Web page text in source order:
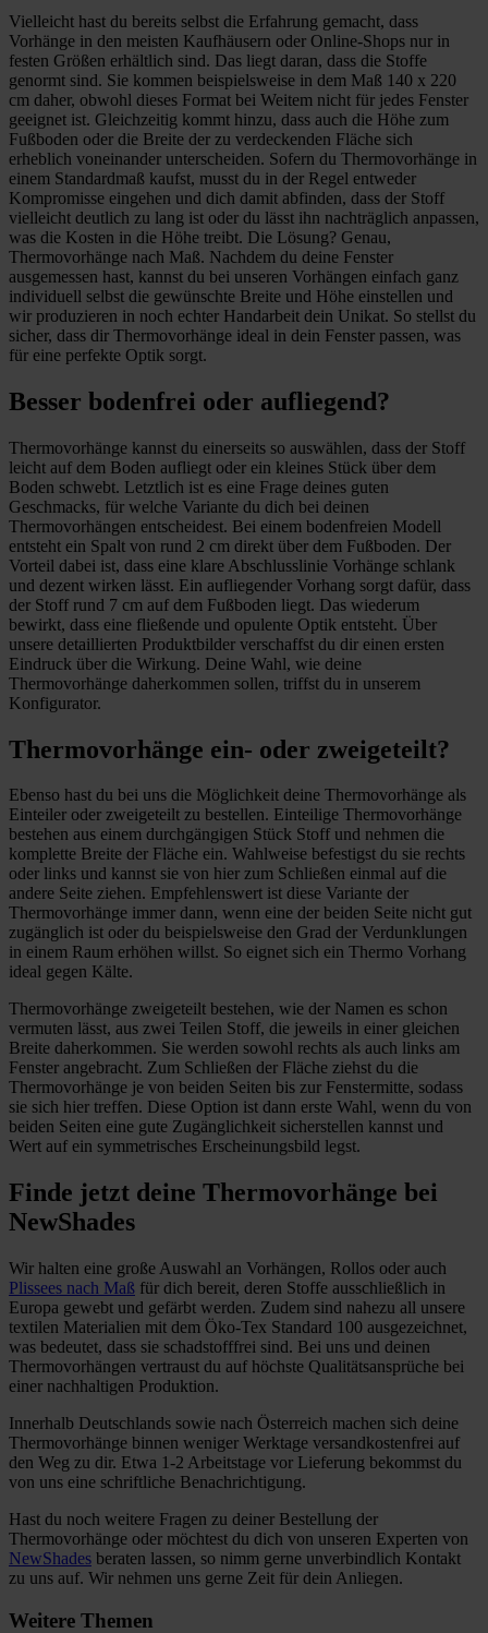
Vielleicht hast du bereits selbst die Erfahrung gemacht, dass
Vorhänge in den meisten Kaufhäusern oder Online-Shops nur in
festen Größen erhältlich sind. Das liegt daran, dass die Stoffe
genormt sind. Sie kommen beispielsweise in dem Maß 140 x 220
cm daher, obwohl dieses Format bei Weitem nicht für jedes Fenster
geeignet ist. Gleichzeitig kommt hinzu, dass auch die Höhe zum
Fußboden oder die Breite der zu verdeckenden Fläche sich
erheblich voneinander unterscheiden. Sofern du Thermovorhänge in
einem Standardmaß kaufst, musst du in der Regel entweder
Kompromisse eingehen und dich damit abfinden, dass der Stoff
vielleicht deutlich zu lang ist oder du lässt ihn nachträglich anpassen,
was die Kosten in die Höhe treibt. Die Lösung? Genau,
Thermovorhänge nach Maß. Nachdem du deine Fenster
ausgemessen hast, kannst du bei unseren Vorhängen einfach ganz
individuell selbst die gewünschte Breite und Höhe einstellen und
wir produzieren in noch echter Handarbeit dein Unikat. So stellst du
sicher, dass dir Thermovorhänge ideal in dein Fenster passen, was
für eine perfekte Optik sorgt.
Besser bodenfrei oder aufliegend?
Thermovorhänge kannst du einerseits so auswählen, dass der Stoff
leicht auf dem Boden aufliegt oder ein kleines Stück über dem
Boden schwebt. Letztlich ist es eine Frage deines guten
Geschmacks, für welche Variante du dich bei deinen
Thermovorhängen entscheidest. Bei einem bodenfreien Modell
entsteht ein Spalt von rund 2 cm direkt über dem Fußboden. Der
Vorteil dabei ist, dass eine klare Abschlusslinie Vorhänge schlank
und dezent wirken lässt. Ein aufliegender Vorhang sorgt dafür, dass
der Stoff rund 7 cm auf dem Fußboden liegt. Das wiederum
bewirkt, dass eine fließende und opulente Optik entsteht. Über
unsere detaillierten Produktbilder verschaffst du dir einen ersten
Eindruck über die Wirkung. Deine Wahl, wie deine
Thermovorhänge daherkommen sollen, triffst du in unserem
Konfigurator.
Thermovorhänge ein- oder zweigeteilt?
Ebenso hast du bei uns die Möglichkeit deine Thermovorhänge als
Einteiler oder zweigeteilt zu bestellen. Einteilige Thermovorhänge
bestehen aus einem durchgängigen Stück Stoff und nehmen die
komplette Breite der Fläche ein. Wahlweise befestigst du sie rechts
oder links und kannst sie von hier zum Schließen einmal auf die
andere Seite ziehen. Empfehlenswert ist diese Variante der
Thermovorhänge immer dann, wenn eine der beiden Seite nicht gut
zugänglich ist oder du beispielsweise den Grad der Verdunklungen
in einem Raum erhöhen willst. So eignet sich ein Thermo Vorhang
ideal gegen Kälte.
Thermovorhänge zweigeteilt bestehen, wie der Namen es schon
vermuten lässt, aus zwei Teilen Stoff, die jeweils in einer gleichen
Breite daherkommen. Sie werden sowohl rechts als auch links am
Fenster angebracht. Zum Schließen der Fläche ziehst du die
Thermovorhänge je von beiden Seiten bis zur Fenstermitte, sodass
sie sich hier treffen. Diese Option ist dann erste Wahl, wenn du von
beiden Seiten eine gute Zugänglichkeit sicherstellen kannst und
Wert auf ein symmetrisches Erscheinungsbild legst.
Finde jetzt deine Thermovorhänge bei
NewShades
Wir halten eine große Auswahl an Vorhängen, Rollos oder auch
Plissees nach Maß für dich bereit, deren Stoffe ausschließlich in
Europa gewebt und gefärbt werden. Zudem sind nahezu all unsere
textilen Materialien mit dem Öko-Tex Standard 100 ausgezeichnet,
was bedeutet, dass sie schadstofffrei sind. Bei uns und deinen
Thermovorhängen vertraust du auf höchste Qualitätsansprüche bei
einer nachhaltigen Produktion.
Innerhalb Deutschlands sowie nach Österreich machen sich deine
Thermovorhänge binnen weniger Werktage versandkostenfrei auf
den Weg zu dir. Etwa 1-2 Arbeitstage vor Lieferung bekommst du
von uns eine schriftliche Benachrichtigung.
Hast du noch weitere Fragen zu deiner Bestellung der
Thermovorhänge oder möchtest du dich von unseren Experten von
NewShades beraten lassen, so nimm gerne unverbindlich Kontakt
zu uns auf. Wir nehmen uns gerne Zeit für dein Anliegen.
Weitere Themen